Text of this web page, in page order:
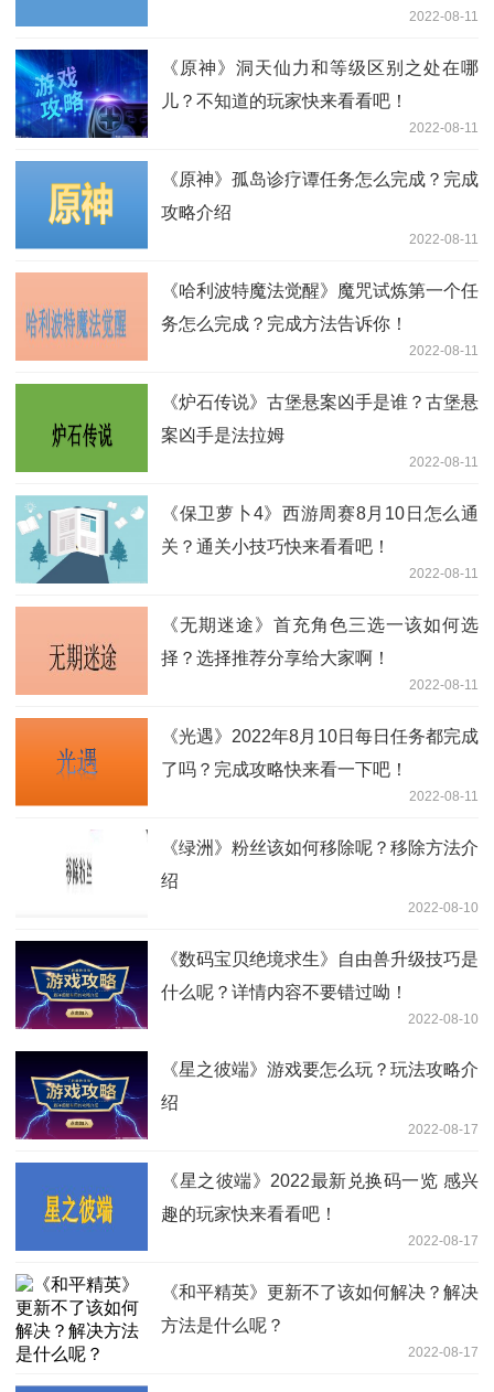
2022-08-11
《原神》洞天仙力和等级区别之处在哪
儿？不知道的玩家快来看看吧！
2022-08-11
《原神》孤岛诊疗谭任务怎么完成？完成
攻略介绍
2022-08-11
《哈利波特魔法觉醒》魔咒试炼第一个任
务怎么完成？完成方法告诉你！
2022-08-11
《炉石传说》古堡悬案凶手是谁？古堡悬
案凶手是法拉姆
2022-08-11
《保卫萝卜4》西游周赛8月10日怎么通
关？通关小技巧快来看看吧！
2022-08-11
《无期迷途》首充角色三选一该如何选
择？选择推荐分享给大家啊！
2022-08-11
《光遇》2022年8月10日每日任务都完成
了吗？完成攻略快来看一下吧！
2022-08-11
《绿洲》粉丝该如何移除呢？移除方法介
绍
2022-08-10
《数码宝贝绝境求生》自由兽升级技巧是
什么呢？详情内容不要错过呦！
2022-08-10
《星之彼端》游戏要怎么玩？玩法攻略介
绍
2022-08-17
《星之彼端》2022最新兑换码一览 感兴
趣的玩家快来看看吧！
2022-08-17
《和平精英》更新不了该如何解决？解决
方法是什么呢？
2022-08-17